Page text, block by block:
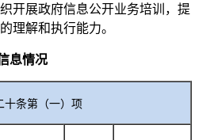
开展政府信息公开业务培训，提
理解和执行能力。
息情况
十条第（一）项